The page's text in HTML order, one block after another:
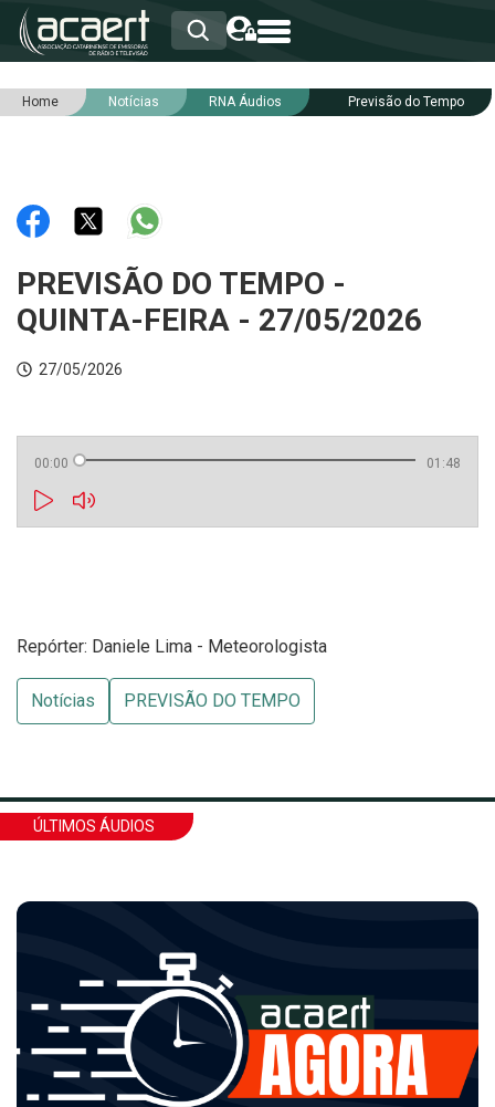
HOME
RNA
NOTÍCIAS
INTEGRIDADE
Home Notícias RNA Áudios Previsão do Tempo
PREVISÃO DO TEMPO -
QUINTA-FEIRA - 27/05/2026
27/05/2026
00:00 01:48
Repórter: Daniele Lima - Meteorologista
Notícias PREVISÃO DO TEMPO
ÚLTIMOS ÁUDIOS